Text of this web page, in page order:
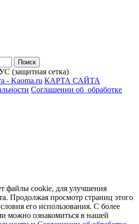
(защитная сетка)
- Kaoma.ru КАРТА САЙТА
Соглашении об обработке
файлы cookie, для улучшения
Продолжая просмотр страниц этого
его использования. С более
можно ознакомиться в нашей